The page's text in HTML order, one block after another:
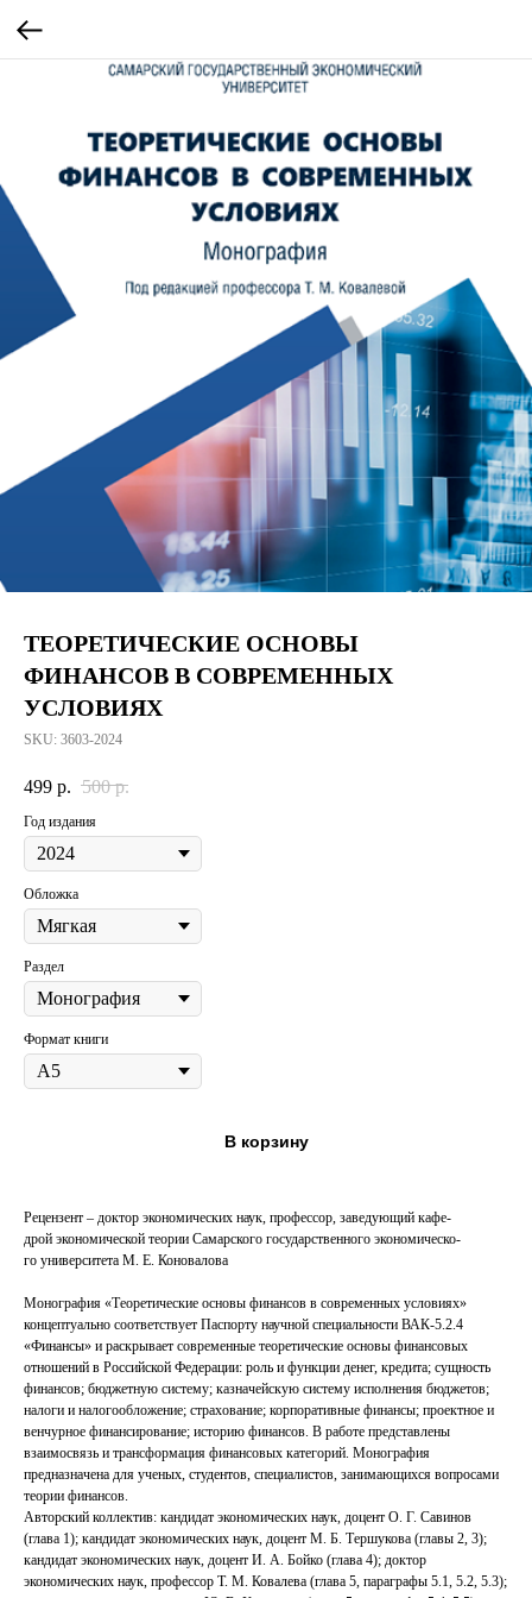
ТЕОРЕТИЧЕСКИЕ ОСНОВЫ
ФИНАНСОВ В СОВРЕМЕННЫХ
УСЛОВИЯХ
SKU: 3603-2024
499 р. 500 р.
Год издания
Обложка
Раздел
Формат книги
В корзину
Рецензент – доктор экономических наук, профессор, заведующий кафе-
дрой экономической теории Самарского государственного экономическо-
го университета М. Е. Коновалова
Монография «Теоретические основы финансов в современных условиях»
концептуально соответствует Паспорту научной специальности ВАК‑5.2.4
«Финансы» и раскрывает современные теоретические основы финансовых
отношений в Российской Федерации: роль и функции денег, кредита; сущность
финансов; бюджетную систему; казначейскую систему исполнения бюджетов;
налоги и налогообложение; страхование; корпоративные финансы; проектное и
венчурное финансирование; историю финансов. В работе представлены
взаимосвязь и трансформация финансовых категорий. Монография
предназначена для ученых, студентов, специалистов, занимающихся вопросами
теории финансов.
Авторский коллектив: кандидат экономических наук, доцент О. Г. Савинов
(глава 1); кандидат экономических наук, доцент М. Б. Тершукова (главы 2, 3);
кандидат экономических наук, доцент И. А. Бойко (глава 4); доктор
экономических наук, профессор Т. М. Ковалева (глава 5, параграфы 5.1, 5.2, 5.3);